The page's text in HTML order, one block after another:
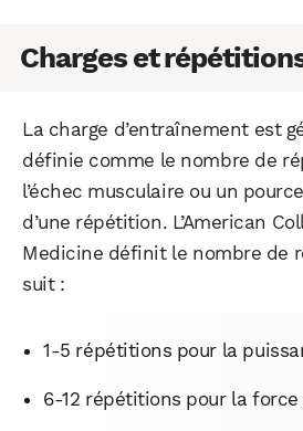
Charges et
La charge d’entraînement est
définie comme le nombre de
l’échec musculaire ou un
d’une répétition. L’American
Medicine définit le nombre de
suit :
1-5 répétitions pour la
6-12 répétitions pour la force